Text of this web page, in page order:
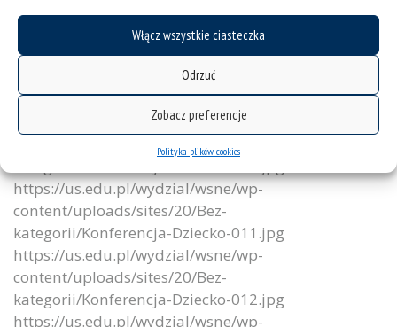
Włącz wszystkie ciasteczka
Odrzuć
Zobacz preferencje
Polityka plików cookies
content/uploads/sites/20/Bez-
kategorii/Konferencja-Dziecko-008.jpg
https://us.edu.pl/wydzial/wsne/wp-
content/uploads/sites/20/Bez-
kategorii/Konferencja-Dziecko-009.jpg
https://us.edu.pl/wydzial/wsne/wp-
content/uploads/sites/20/Bez-
https://us.edu.pl/wydzial/wsne/wp-
content/uploads/sites/20/Bez-
kategorii/Konferencja-Dziecko-011.jpg
https://us.edu.pl/wydzial/wsne/wp-
content/uploads/sites/20/Bez-
kategorii/Konferencja-Dziecko-012.jpg
https://us.edu.pl/wydzial/wsne/wp-